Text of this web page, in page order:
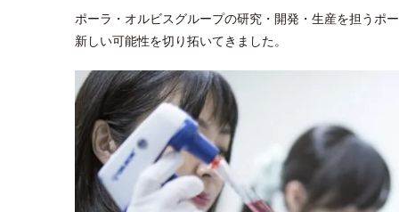
ポーラ・オルビスグループの研究・開発・生産を担うポ
新しい可能性を切り拓いてきました。